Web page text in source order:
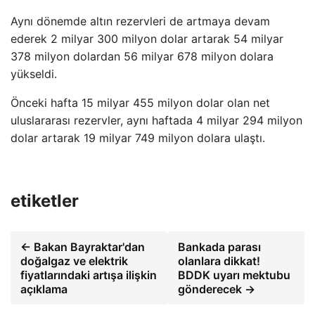
Aynı dönemde altın rezervleri de artmaya devam
ederek 2 milyar 300 milyon dolar artarak 54 milyar
378 milyon dolardan 56 milyar 678 milyon dolara
yükseldi.
Önceki hafta 15 milyar 455 milyon dolar olan net
uluslararası rezervler, aynı haftada 4 milyar 294 milyon
dolar artarak 19 milyar 749 milyon dolara ulaştı.
etiketler
← Bakan Bayraktar'dan
doğalgaz ve elektrik
fiyatlarındaki artışa ilişkin
açıklama
Bankada parası
olanlara dikkat!
BDDK uyarı mektubu
gönderecek →